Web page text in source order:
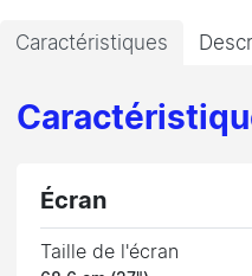
Caractéristiques
Écran
Taille de l'écran